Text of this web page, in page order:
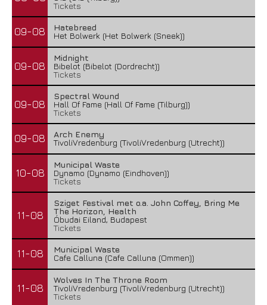
Tickets
09-08
Hatebreed
Het Bolwerk (Het Bolwerk (Sneek))
09-08
Midnight
Bibelot (Bibelot (Dordrecht))
Tickets
09-08
Spectral Wound
Hall Of Fame (Hall Of Fame (Tilburg))
Tickets
09-08
Arch Enemy
TivoliVredenburg (TivoliVredenburg (Utrecht))
10-08
Municipal Waste
Dynamo (Dynamo (Eindhoven))
Tickets
11-08
Sziget Festival met o.a. John Coffey, Bring Me
The Horizon, Health
Óbudai Eiland, Budapest
Tickets
11-08
Municipal Waste
Cafe Calluna (Cafe Calluna (Ommen))
11-08
Wolves In The Throne Room
TivoliVredenburg (TivoliVredenburg (Utrecht))
Tickets